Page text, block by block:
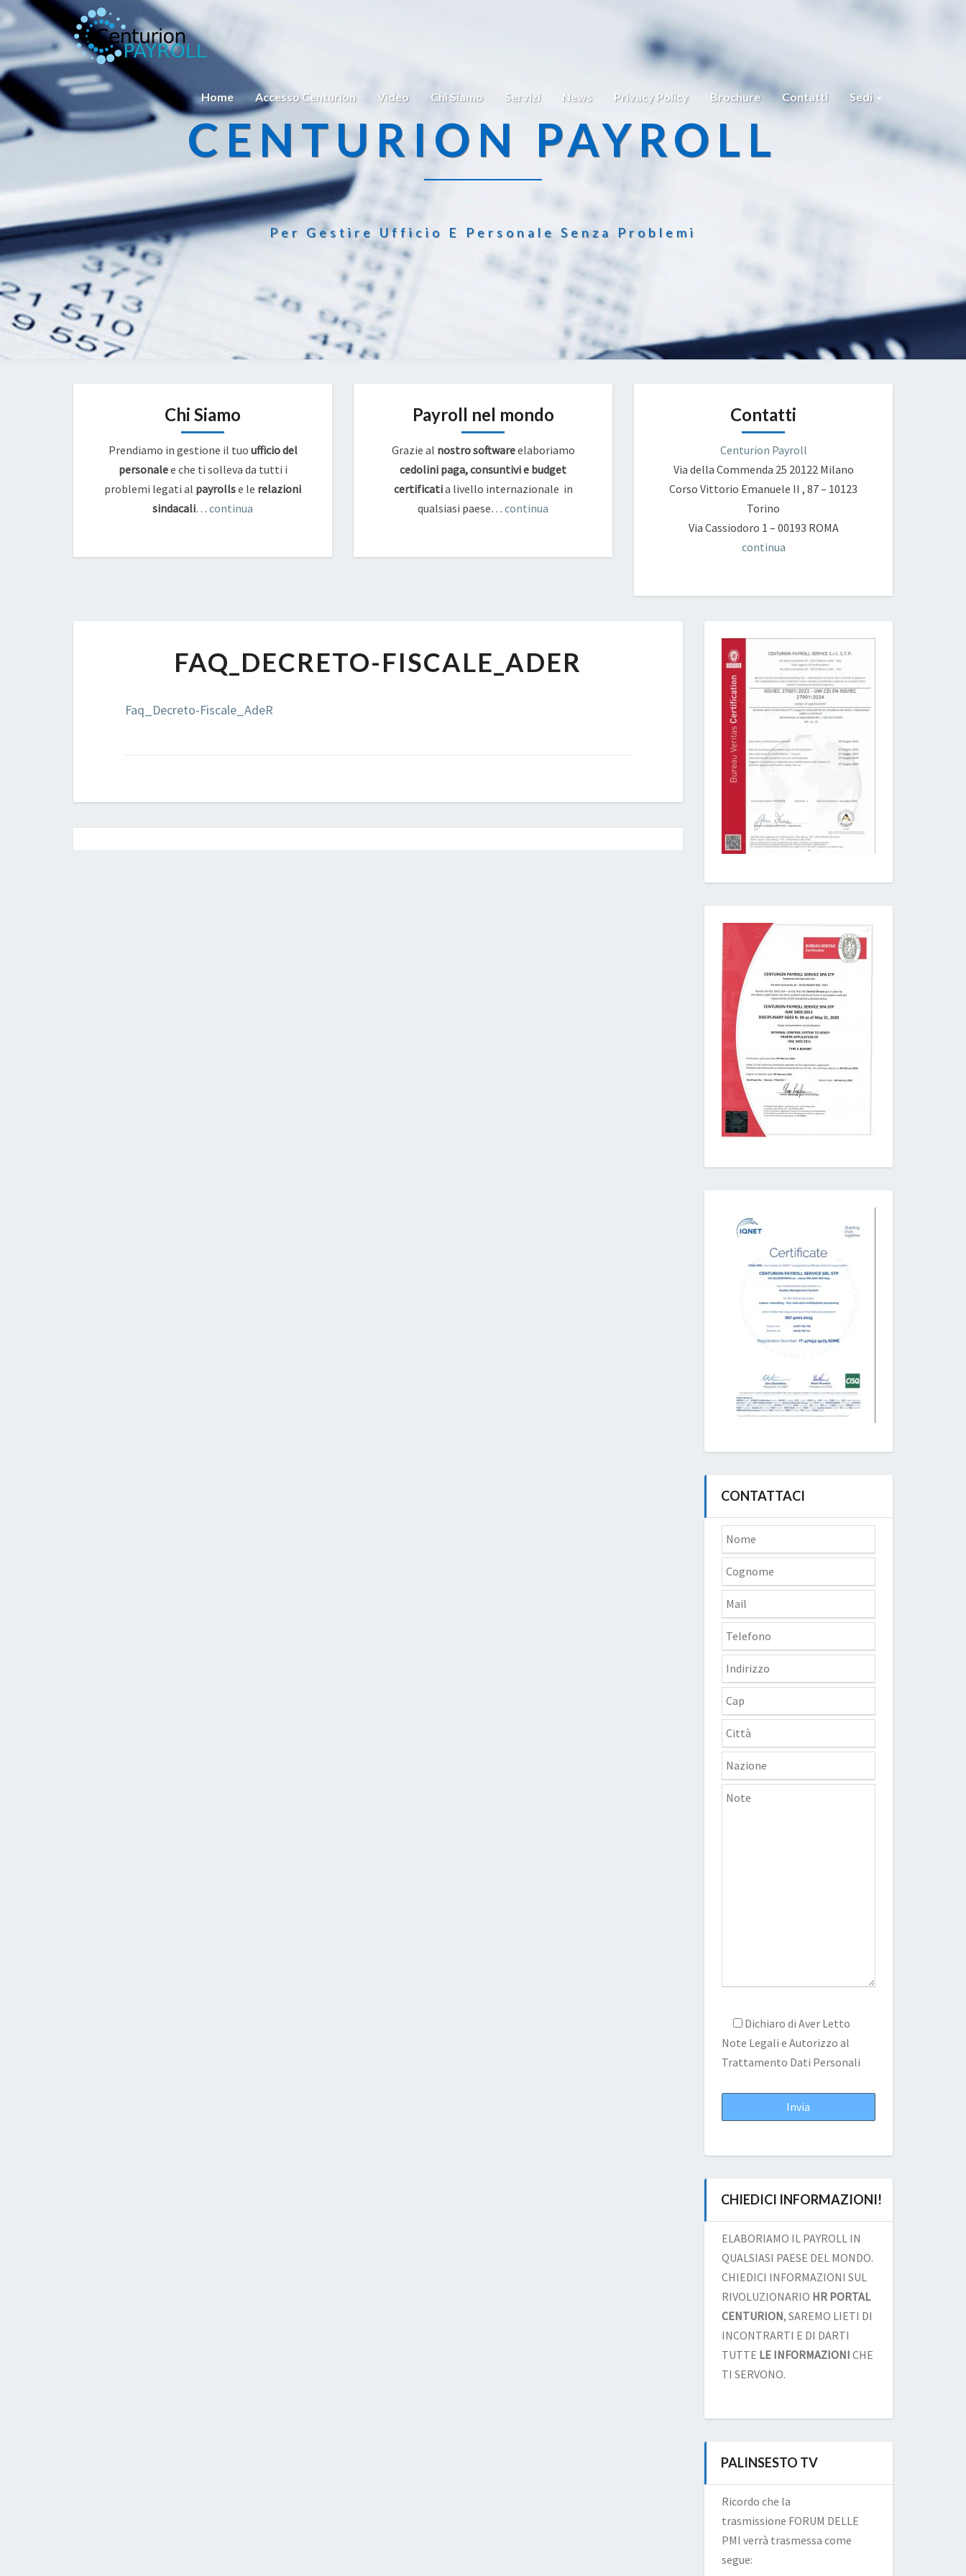
Home Accesso Centurion Video Chi Siamo Servizi News Privacy Policy Brochure Contatti Sedi
CENTURION PAYROLL
Per Gestire Ufficio E Personale Senza Problemi
Chi Siamo
Prendiamo in gestione il tuo ufficio del
personalee che ti solleva da tutti i
problemi legati al payrollse le relazioni
sindacali… continua
Payroll nel mondo
Grazie al nostro softwareelaboriamo
cedolini paga, consuntivi e budget
certificatia livello internazionale in
qualsiasi paese… continua
Contatti
Centurion Payroll
Via della Commenda 25 20122 Milano
Corso Vittorio Emanuele II , 87 – 10123
Torino
Via Cassiodoro 1 – 00193 ROMA
continua
FISCALE_ADER
FAQ_DECRETO-FISCALE_ADER
Faq_Decreto-Fiscale_AdeR
CONTATTACI
Dichiaro di Aver Letto
Note Legali e Autorizzo al
Trattamento Dati Personali
CHIEDICI INFORMAZIONI!
ELABORIAMO IL PAYROLL IN
QUALSIASI PAESE DEL MONDO.
CHIEDICI INFORMAZIONI SUL
RIVOLUZIONARIO HR PORTAL
CENTURION, SAREMO LIETI DI
INCONTRARTI E DI DARTI
TUTTE LE INFORMAZIONI CHE
TI SERVONO.
PALINSESTO TV
Ricordo che la
trasmissione FORUM DELLE
PMI verrà trasmessa come
segue: